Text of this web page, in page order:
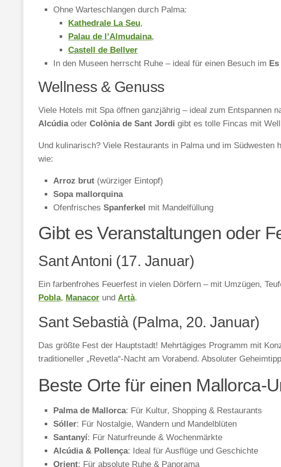
Ohne Warteschlangen durch Palma:
Kathedrale La Seu,
Palau de l’Almudaina,
Castell de Bellver
In den Museen herrscht Ruhe – ideal für einen Besuch im
Wellness & Genuss
Viele Hotels mit Spa öffnen ganzjährig – ideal zum Entspannen
Alcúdiaoder Colònia de Sant Jordi gibt es tolle Fincas mit
Und kulinarisch? Viele Restaurants in Palma und im Südwesten
wie:
Arroz brut (würziger Eintopf)
Sopa mallorquina
Ofenfrisches Spanferkel mit Mandelfüllung
Gibt es Veranstaltungen oder
Sant Antoni (17. Januar)
Ein farbenfrohes Feuerfest in vielen Dörfern – mit Umzügen,
Pobla, Manacor und Artà.
Sant Sebastià (Palma, 20. Januar)
Das größte Fest der Hauptstadt! Mehrtägiges Programm mit
traditioneller „Revetla“-Nacht am Vorabend. Absoluter
Beste Orte für einen Mallorca-
Palma de Mallorca: Für Kultur, Shopping & Restaurants
Sóller: Für Nostalgie, Wandern und Mandelblüten
Santanyí: Für Naturfreunde & Wochenmärkte
Alcúdia & Pollença: Ideal für Ausflüge und Geschichte
Orient: Für absolute Ruhe & Panorama